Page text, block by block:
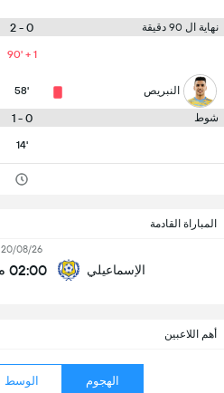
نهاية ال 90 دقيقة 0 - 2
90' + 1
النبريص 58'
شوط 0 - 1
14'
المباراة القادمة
الإسماعيلي
20/08/26
02:00 م
أهم اللاعبين
الهجوم الوسط